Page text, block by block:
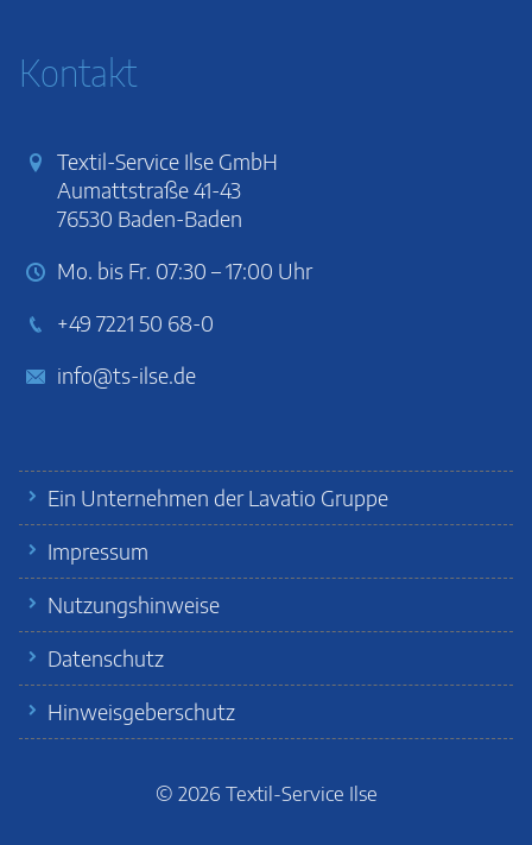
Kontakt
Textil-Service Ilse GmbH
Aumattstraße 41-43
76530 Baden-Baden
Mo. bis Fr. 07:30 – 17:00 Uhr
+49 7221 50 68-0
info@ts-ilse.de
Ein Unternehmen der Lavatio Gruppe
Impressum
Nutzungshinweise
Datenschutz
Hinweisgeberschutz
© 2026 Textil-Service Ilse